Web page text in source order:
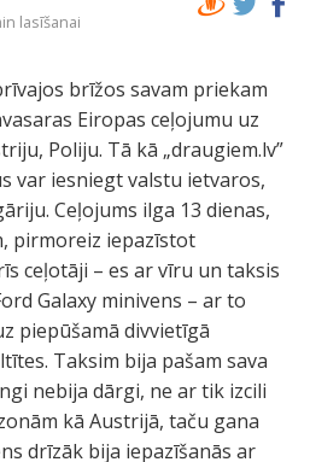
lasīšanai
brīžos savam priekam
Eiropas ceļojumu uz
Poliju. Tā kā „draugiem.lv”
var iesniegt valstu ietvaros,
Ceļojums ilga 13 dienas,
pirmoreiz iepazīstot
ceļotāji – es ar vīru un taksis
Galaxy minivens – ar to
piepūšamā divvietīgā
Taksim bija pašam sava
nebija dārgi, ne ar tik izcili
kā Austrijā, taču gana
drīzāk bija iepazīšanās ar